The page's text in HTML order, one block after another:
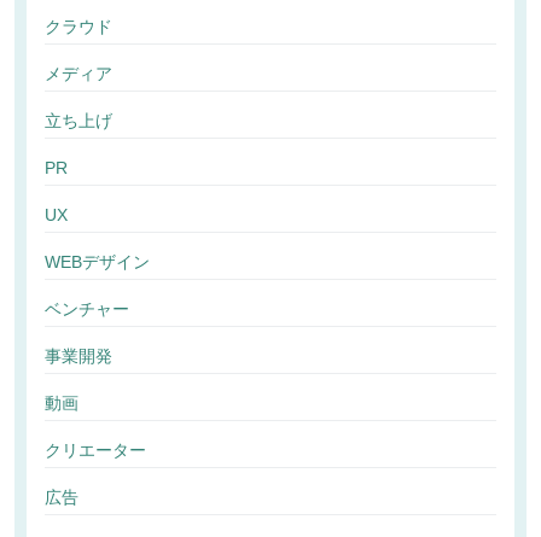
クラウド
メディア
立ち上げ
PR
UX
WEBデザイン
ベンチャー
事業開発
動画
クリエーター
広告